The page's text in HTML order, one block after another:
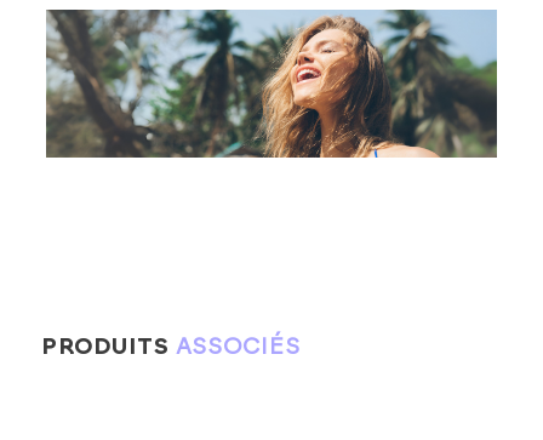
PRODUITSASSOCIÉS